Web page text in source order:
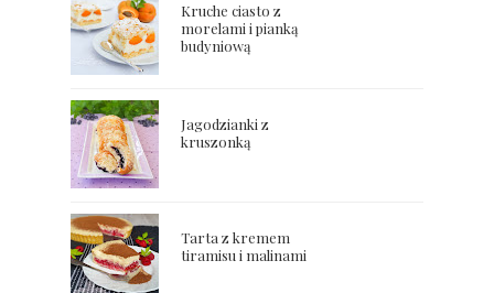
Kruche ciasto z
morelami i pianką
budyniową
Jagodzianki z
kruszonką
Tarta z kremem
tiramisu i malinami